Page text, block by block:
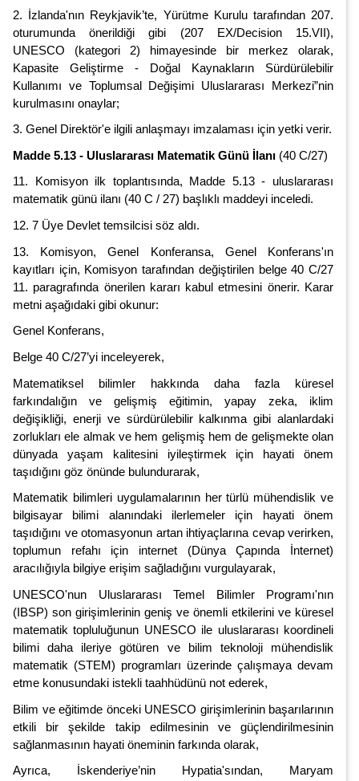
2. İzlanda'nın Reykjavik’te, Yürütme Kurulu tarafından 207.
oturumunda önerildiği gibi (207 EX/Decision 15.VII),
UNESCO (kategori 2) himayesinde bir merkez olarak,
Kapasite Geliştirme - Doğal Kaynakların Sürdürülebilir
Kullanımı ve Toplumsal Değişimi Uluslararası Merkezi”nin
kurulmasını onaylar;
3. Genel Direktör'e ilgili anlaşmayı imzalaması için yetki verir.
Madde 5.13 - Uluslararası Matematik Günü İlanı (40 C/27)
11. Komisyon ilk toplantısında, Madde 5.13 - uluslararası
matematik günü ilanı (40 C / 27) başlıklı maddeyi inceledi.
12. 7 Üye Devlet temsilcisi söz aldı.
13. Komisyon, Genel Konferansa, Genel Konferans'ın
kayıtları için, Komisyon tarafından değiştirilen belge 40 C/27
11. paragrafında önerilen kararı kabul etmesini önerir. Karar
metni aşağıdaki gibi okunur:
Genel Konferans,
Belge 40 C/27’yi inceleyerek,
Matematiksel bilimler hakkında daha fazla küresel
farkındalığın ve gelişmiş eğitimin, yapay zeka, iklim
değişikliği, enerji ve sürdürülebilir kalkınma gibi alanlardaki
zorlukları ele almak ve hem gelişmiş hem de gelişmekte olan
dünyada yaşam kalitesini iyileştirmek için hayati önem
taşıdığını göz önünde bulundurarak,
Matematik bilimleri uygulamalarının her türlü mühendislik ve
bilgisayar bilimi alanındaki ilerlemeler için hayati önem
taşıdığını ve otomasyonun artan ihtiyaçlarına cevap verirken,
toplumun refahı için internet (Dünya Çapında İnternet)
aracılığıyla bilgiye erişim sağladığını vurgulayarak,
UNESCO'nun Uluslararası Temel Bilimler Programı'nın
(IBSP) son girişimlerinin geniş ve önemli etkilerini ve küresel
matematik topluluğunun UNESCO ile uluslararası koordineli
bilimi daha ileriye götüren ve bilim teknoloji mühendislik
matematik (STEM) programları üzerinde çalışmaya devam
etme konusundaki istekli taahhüdünü not ederek,
Bilim ve eğitimde önceki UNESCO girişimlerinin başarılarının
etkili bir şekilde takip edilmesinin ve güçlendirilmesinin
sağlanmasının hayati öneminin farkında olarak,
Ayrıca, İskenderiye’nin Hypatia'sından, Maryam